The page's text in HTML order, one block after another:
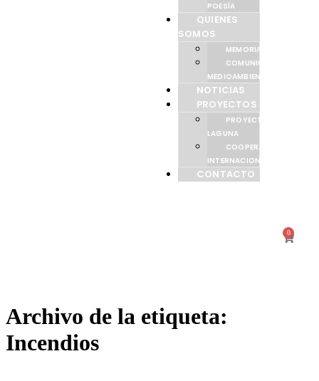
POESÍA
QUIENES
SOMOS
MEMORIAS
COMUNICACIÓN
MEDIOAMBIENTAL
NOTICIAS
PROYECTOS
PROYECTO
LAGUNA
COOPERACIÓN
INTERNACIONAL
CONTACTO
0
Archivo de la etiqueta:
Incendios